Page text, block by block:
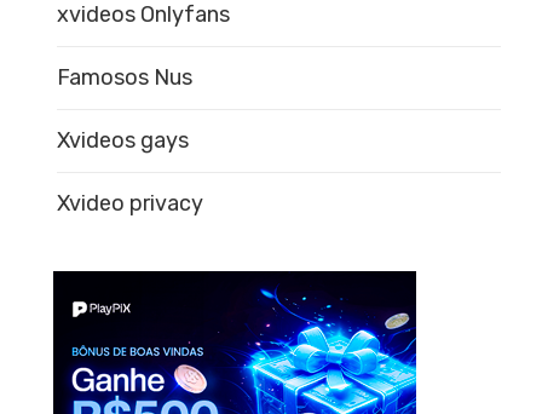
xvideos Onlyfans
Famosos Nus
Xvideos gays
Xvideo privacy